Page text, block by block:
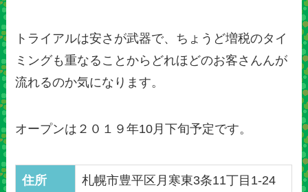
トライアルは安さが武器で、ちょうど増税のタイ
ミングも重なることからどれほどのお客さんんが
流れるのか気になります。
オープンは２０１９年10月下旬予定です。
住所 札幌市豊平区月寒東3条11丁目1-24